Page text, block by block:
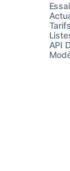
Tarifs
API